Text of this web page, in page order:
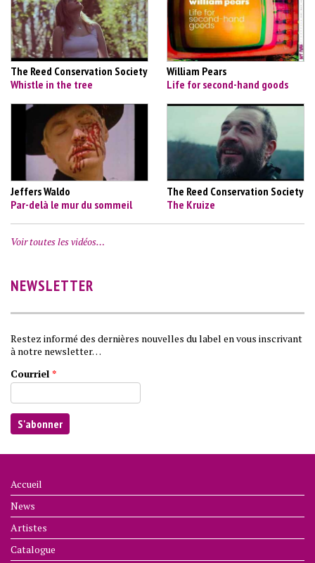
The Reed Conservation Society
Whistle in the tree
William Pears
Life for second-hand goods
Jeffers Waldo
Par-delà le mur du sommeil
The Reed Conservation Society
The Kruize
Voir toutes les vidéos…
NEWSLETTER
Restez informé des dernières nouvelles du label en vous inscrivant
à notre newsletter…
Courriel *
Accueil
News
Artistes
Catalogue